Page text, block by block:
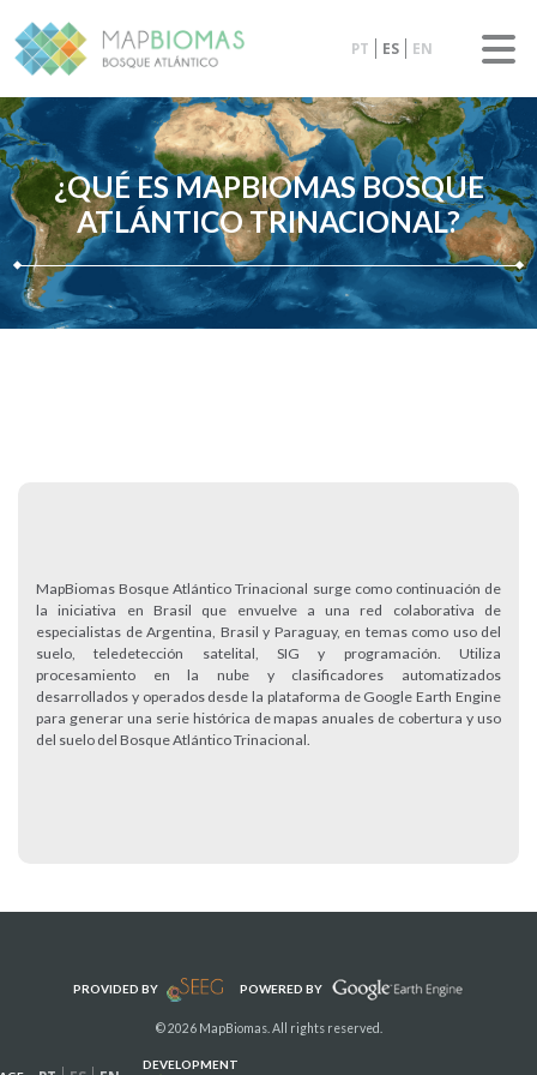
PT ES EN
¿QUÉ ES MAPBIOMAS BOSQUE
ATLÁNTICO TRINACIONAL?
MapBiomas Bosque Atlántico Trinacional surge como continuación de
la iniciativa en Brasil que envuelve a una red colaborativa de
especialistas de Argentina, Brasil y Paraguay, en temas como uso del
suelo, teledetección satelital, SIG y programación. Utiliza
procesamiento en la nube y clasificadores automatizados
desarrollados y operados desde la plataforma de Google Earth Engine
para generar una serie histórica de mapas anuales de cobertura y uso
del suelo del Bosque Atlántico Trinacional.
PROVIDED BY POWERED BY
© 2026 MapBiomas. All rights reserved.
DEVELOPMENT